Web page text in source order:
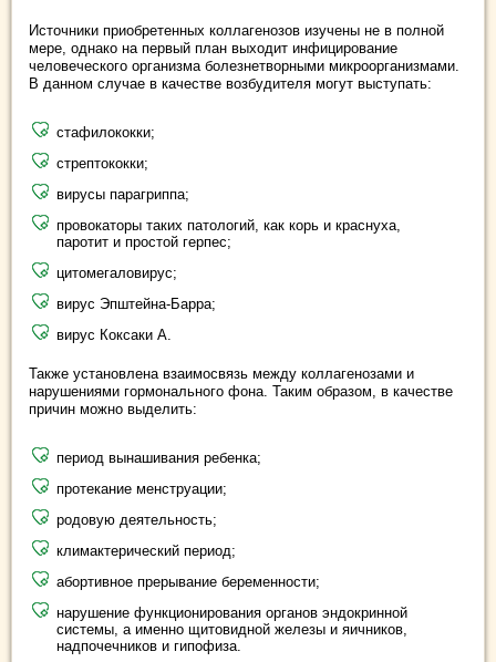
Источники приобретенных коллагенозов изучены не в полной
мере, однако на первый план выходит инфицирование
человеческого организма болезнетворными микроорганизмами.
В данном случае в качестве возбудителя могут выступать:
стафилококки;
стрептококки;
вирусы парагриппа;
провокаторы таких патологий, как корь и краснуха,
паротит и простой герпес;
цитомегаловирус;
вирус Эпштейна-Барра;
вирус Коксаки А.
Также установлена взаимосвязь между коллагенозами и
нарушениями гормонального фона. Таким образом, в качестве
причин можно выделить:
период вынашивания ребенка;
протекание менструации;
родовую деятельность;
климактерический период;
абортивное прерывание беременности;
нарушение функционирования органов эндокринной
системы, а именно щитовидной железы и яичников,
надпочечников и гипофиза.